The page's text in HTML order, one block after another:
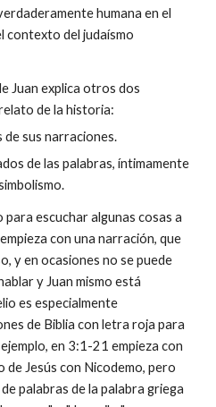
humana en el
contexto del judaísmo
Juan explica otros dos
de la historia:
de sus narraciones.
de las palabras, íntimamente
escuchar algunas cosas a
con una narración, que
y en ocasiones no se puede
y Juan mismo está
es especialmente
de Biblia con letra roja para
en 3:1-21 empieza con
Jesús con Nicodemo, pero
palabras de la palabra griega